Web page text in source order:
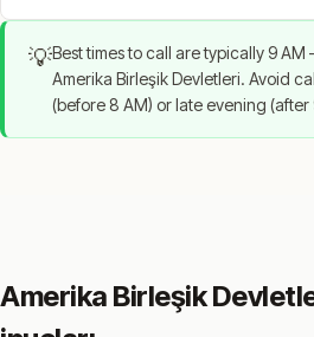
💡Best times to call are typically 9 AM
Amerika Birleşik Devletleri. Avoid
(before 8 AM) or late evening (after
Amerika Birleşik